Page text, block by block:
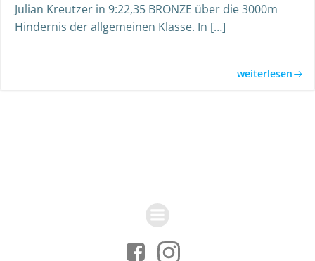
Julian Kreutzer in 9:22,35 BRONZE über die 3000m
Hindernis der allgemeinen Klasse. In […]
weiterlesen